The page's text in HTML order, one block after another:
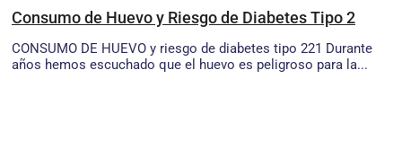
Consumo de Huevo y Riesgo de Diabetes Tipo 2
CONSUMO DE HUEVO y riesgo de diabetes tipo 221 Durante
años hemos escuchado que el huevo es peligroso para la...